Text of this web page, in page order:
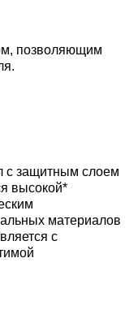
позволяющим
с защитным слоем
высокой*
материалов
с